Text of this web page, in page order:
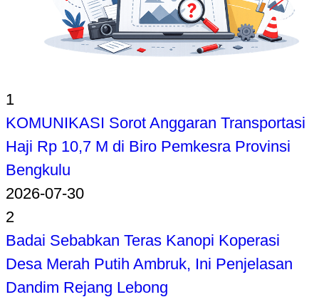
1
KOMUNIKASI Sorot Anggaran Transportasi
Haji Rp 10,7 M di Biro Pemkesra Provinsi
Bengkulu
2026-07-30
2
Badai Sebabkan Teras Kanopi Koperasi
Desa Merah Putih Ambruk, Ini Penjelasan
Dandim Rejang Lebong